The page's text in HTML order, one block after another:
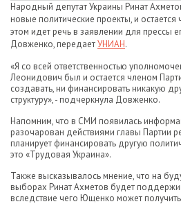
Народный депутат Украины Ринат
новые политические проекты, и
этом идет речь в заявлении для прессы
Довженко, передаетУНИАН.
«Я со всей ответственностью
Леонидович был и остается членом
создавать, ни финансировать никакую
структуру», - подчеркнула Довженко.
Напомним, что в СМИ появилась
разочарован действиями главы Партии
планирует финансировать другую
это «Трудовая Украина».
Также высказывалось мнение, что на
выборах Ринат Ахметов будет
вследствие чего Ющенко может